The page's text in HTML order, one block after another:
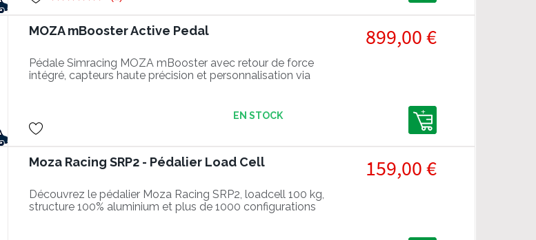
MOZA mBooster Active Pedal
Pédale Simracing MOZA mBooster avec retour de force
intégré, capteurs haute précision et personnalisation via
899,00 €
EN STOCK
Moza Racing SRP2 - Pédalier Load Cell
Découvrez le pédalier Moza Racing SRP2, loadcell 100 kg,
structure 100% aluminium et plus de 1000 configurations
159,00 €